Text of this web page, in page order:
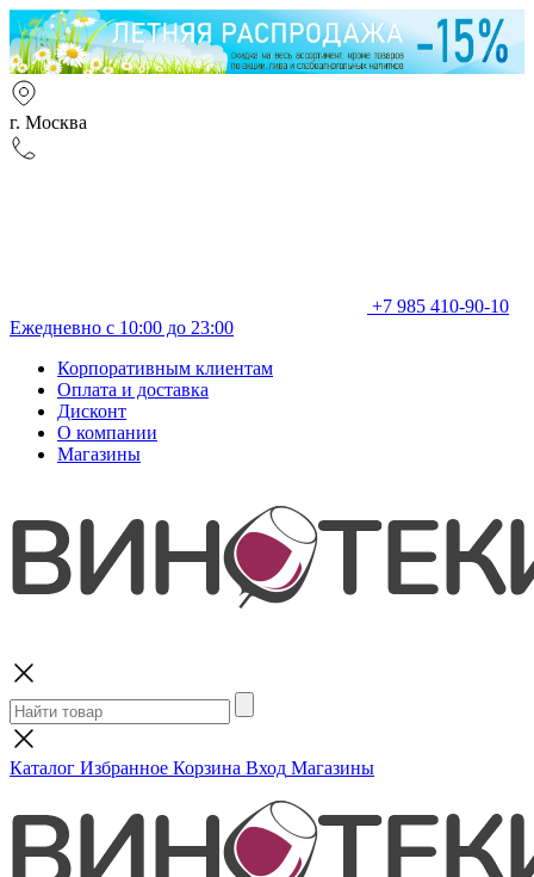
г. Москва
+7 985 410-90-10
Ежедневно с 10:00 до 23:00
Корпоративным клиентам
Оплата и доставка
Дисконт
О компании
Магазины
Каталог Избранное Корзина Вход Магазины